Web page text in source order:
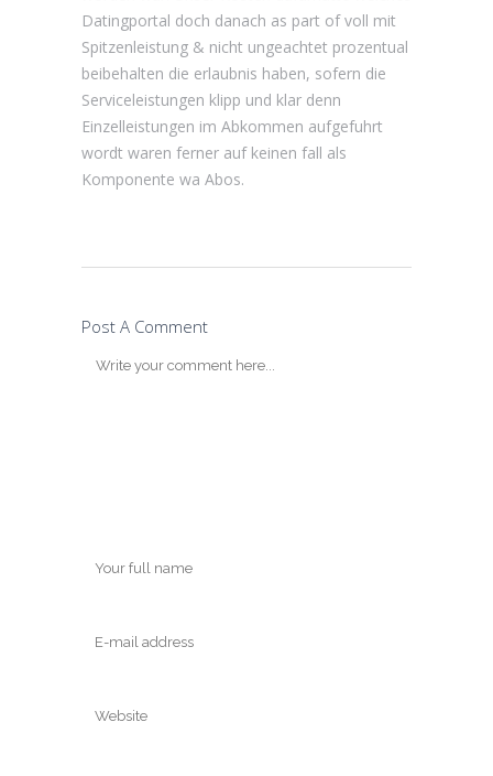
Datingportal doch danach as part of voll mit
Spitzenleistung & nicht ungeachtet prozentual
beibehalten die erlaubnis haben, sofern die
Serviceleistungen klipp und klar denn
Einzelleistungen im Abkommen aufgefuhrt
wordt waren ferner auf keinen fall als
Komponente wa Abos.
Post A Comment